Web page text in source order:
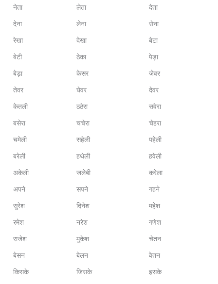
नेता लेता देता
देना लेना सेना
रेखा देखा बेटा
बेटी ठेका पेड़ा
बेड़ा केसर जेवर
तेवर घेवर देवर
केतली ठठेरा सवेरा
बसेरा चचेरा चेहरा
चमेली सहेली पहेली
बरेली हथेली हवेली
अकेली जलेबी करेला
अपने सपने गहने
सुरेश दिनेश महेश
रमेश नरेश गणेश
राजेश मुकेश चेतन
बेसन बेलन वेतन
किसके जिसके इसके